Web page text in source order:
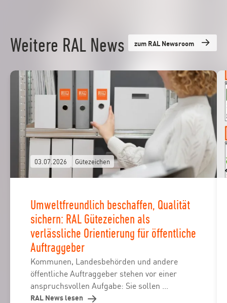
Weitere RAL News zum RAL Newsroom
03.07.2026 Gütezeichen
Umweltfreundlich beschaffen, Qualität
sichern: RAL Gütezeichen als
verlässliche Orientierung für öffentliche
Auftraggeber
Kommunen, Landesbehörden und andere
öffentliche Auftraggeber stehen vor einer
anspruchsvollen Aufgabe: Sie sollen ...
RAL News lesen